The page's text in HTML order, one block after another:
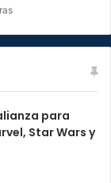
para
Star Wars y